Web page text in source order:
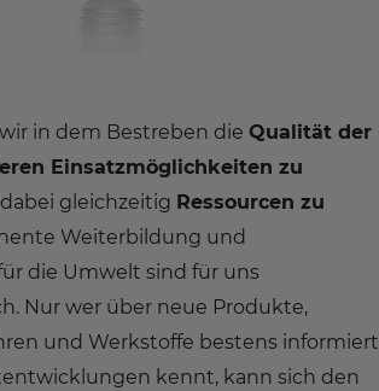
in dem Bestreben die Qualität der
Einsatzmöglichkeiten zu
gleichzeitig Ressourcen zu
Weiterbildung und
die Umwelt sind für uns
Nur wer über neue Produkte,
und Werkstoffe bestens informiert
kennt, kann sich den